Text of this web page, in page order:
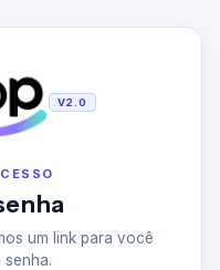
V2.0
um link para você